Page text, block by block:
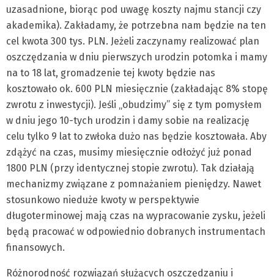
uzasadnione, biorąc pod uwagę koszty najmu stancji czy
akademika). Zakładamy, że potrzebna nam będzie na ten
cel kwota 300 tys. PLN. Jeżeli zaczynamy realizować plan
oszczędzania w dniu pierwszych urodzin potomka i mamy
na to 18 lat, gromadzenie tej kwoty będzie nas
kosztowało ok. 600 PLN miesięcznie (zakładając 8% stopę
zwrotu z inwestycji). Jeśli „obudzimy” się z tym pomysłem
w dniu jego 10-tych urodzin i damy sobie na realizację
celu tylko 9 lat to zwłoka dużo nas będzie kosztowała. Aby
zdążyć na czas, musimy miesięcznie odłożyć już ponad
1800 PLN (przy identycznej stopie zwrotu). Tak działają
mechanizmy związane z pomnażaniem pieniędzy. Nawet
stosunkowo nieduże kwoty w perspektywie
długoterminowej mają czas na wypracowanie zysku, jeżeli
będą pracować w odpowiednio dobranych instrumentach
finansowych.
Różnorodność rozwiązań służących oszczędzaniu i